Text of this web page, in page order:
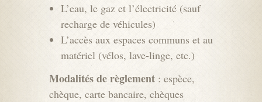
L’eau, le gaz et l’électricité (sauf
recharge de véhicules)
L’accès aux espaces communs et au
matériel (vélos, lave-linge, etc.)
Modalités de règlement : espèce,
chèque, carte bancaire, chèques